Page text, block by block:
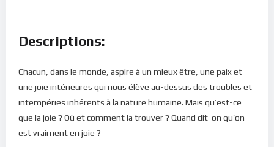
Descriptions:
Chacun, dans le monde, aspire à un mieux être, une paix et
une joie intérieures qui nous élève au-dessus des troubles et
intempéries inhérents à la nature humaine. Mais qu’est-ce
que la joie ? Où et comment la trouver ? Quand dit-on qu’on
est vraiment en joie ?